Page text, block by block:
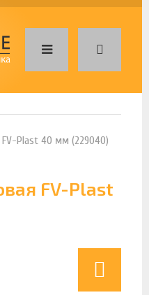
FV-Plast 40 мм (229040)
FV-Plast